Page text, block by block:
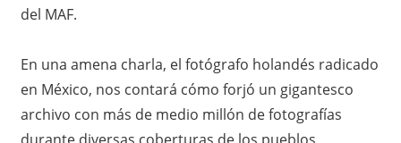
s
d
del MAF.
En una amena charla, el fotógrafo holandés radicado
en México, nos contará cómo forjó un gigantesco
archivo con más de medio millón de fotografías